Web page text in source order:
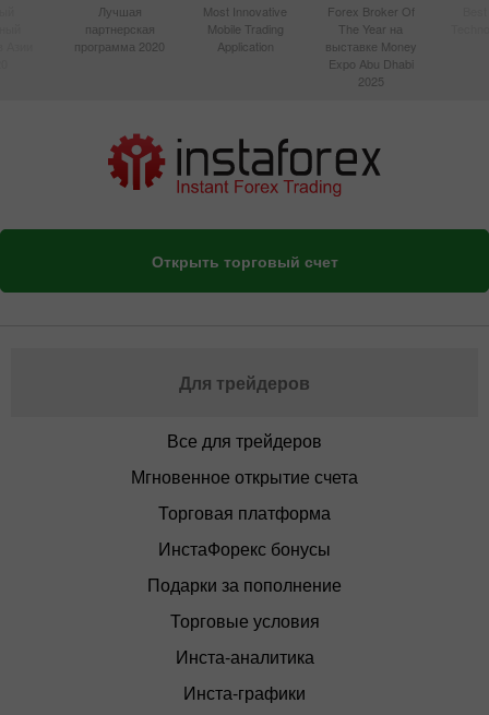
Лучшая
партнерская
программа 2020
Most Innovative
Mobile Trading
Application
Forex Broker Of
The Year на
выставке Money
Expo Abu Dhabi
2025
Открыть торговый счет
Для трейдеров
Все для трейдеров
Мгновенное открытие счета
Торговая платформа
ИнстаФорекс бонусы
Подарки за пополнение
Торговые условия
Инста-аналитика
Инста-графики